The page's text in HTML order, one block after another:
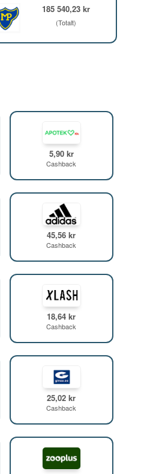
185 540,23 kr
(Totalt)
5,90 kr
Cashback
45,56 kr
Cashback
18,64 kr
Cashback
25,02 kr
Cashback